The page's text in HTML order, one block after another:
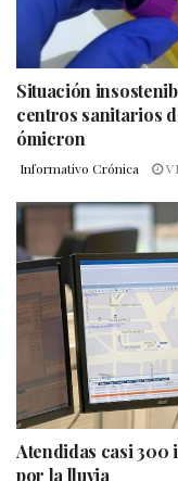
Situación
centros sanitarios
ómicron
Informativo Crónica
Atendidas casi 300
por la lluvia